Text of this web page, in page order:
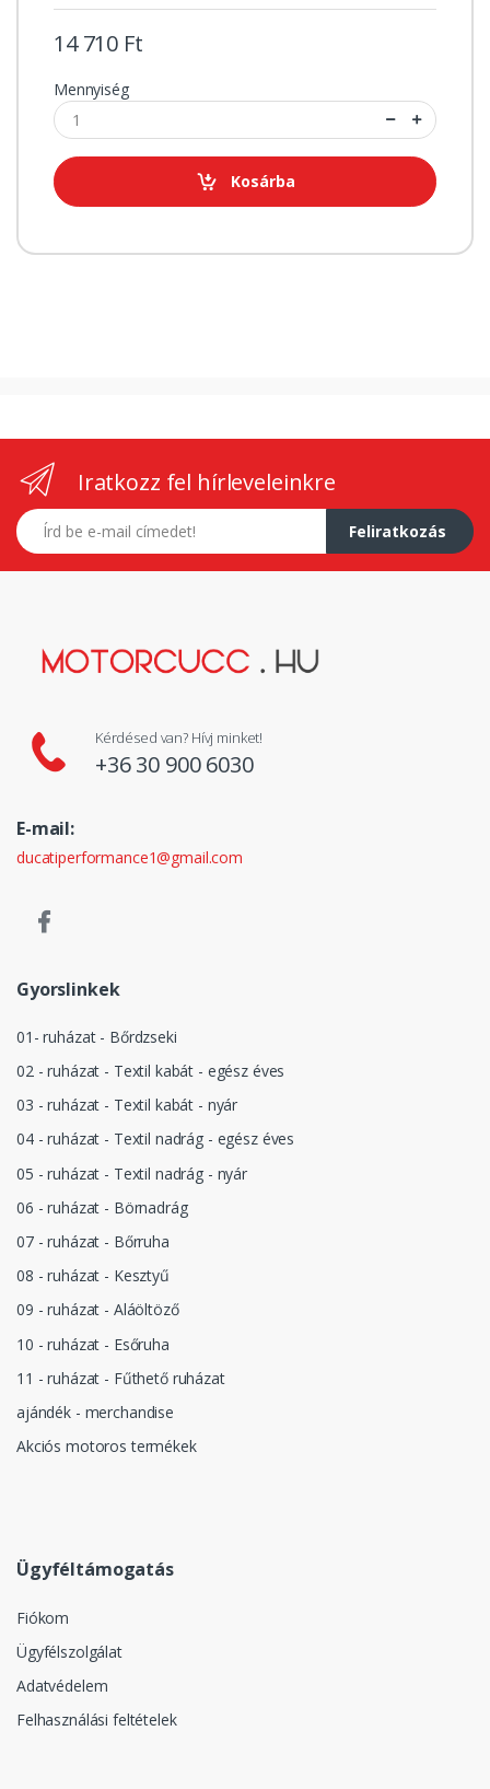
14 710 Ft
Mennyiség
Kosárba
Iratkozz fel hírleveleinkre
E-mail címed
Feliratkozás
Kérdésed van? Hívj minket!
+36 30 900 6030
E-mail:
ducatiperformance1@gmail.com
Gyorslinkek
01- ruházat - Bőrdzseki
02 - ruházat - Textil kabát - egész éves
03 - ruházat - Textil kabát - nyár
04 - ruházat - Textil nadrág - egész éves
05 - ruházat - Textil nadrág - nyár
06 - ruházat - Börnadrág
07 - ruházat - Bőrruha
08 - ruházat - Kesztyű
09 - ruházat - Aláöltöző
10 - ruházat - Esőruha
11 - ruházat - Fűthető ruházat
ajándék - merchandise
Akciós motoros termékek
Ügyféltámogatás
Fiókom
Ügyfélszolgálat
Adatvédelem
Felhasználási feltételek